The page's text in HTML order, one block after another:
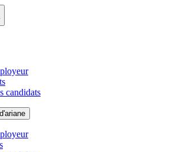
candidats